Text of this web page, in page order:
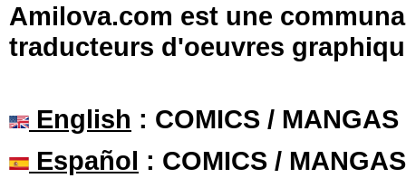
Amilova.com est une
traducteurs d'oeuvres
English : COMICS /
Español : COMICS /